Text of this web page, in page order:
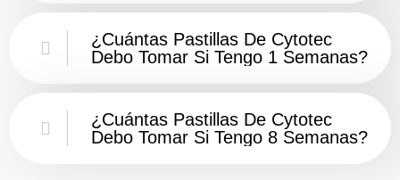
¿Cuántas Pastillas De Cytotec
Debo Tomar Si Tengo 1 Semanas?
¿Cuántas Pastillas De Cytotec
Debo Tomar Si Tengo 8 Semanas?